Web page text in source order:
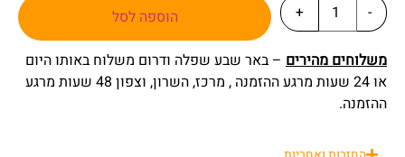
-
+
הוספה לסל
משלוחים מהירים – באר שבע שפלה ודרום משלוח באותו היום
או 24 שעות מרגע ההזמנה , מרכז, השרון, וצפון 48 שעות מרגע
ההזמנה.